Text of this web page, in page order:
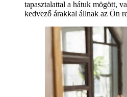
tapasztalattal a hátuk mögött,
kedvező árakkal állnak az Ön